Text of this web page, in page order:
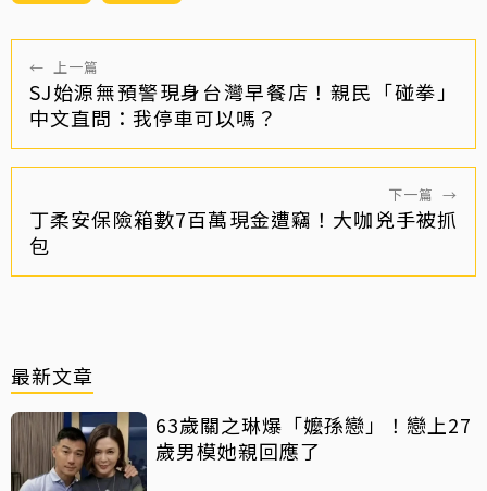
← 上一篇
SJ始源無預警現身台灣早餐店！親民「碰拳」
中文直問：我停車可以嗎？
下一篇 →
丁柔安保險箱數7百萬現金遭竊！大咖兇手被抓
包
最新文章
63歲關之琳爆「嬤孫戀」！戀上27
歲男模她親回應了